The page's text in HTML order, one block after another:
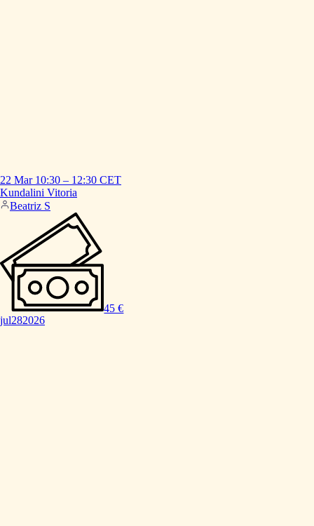
22 Mar 10:30 – 12:30 CET
Kundalini Vitoria
Beatriz S
45 €
jul282026